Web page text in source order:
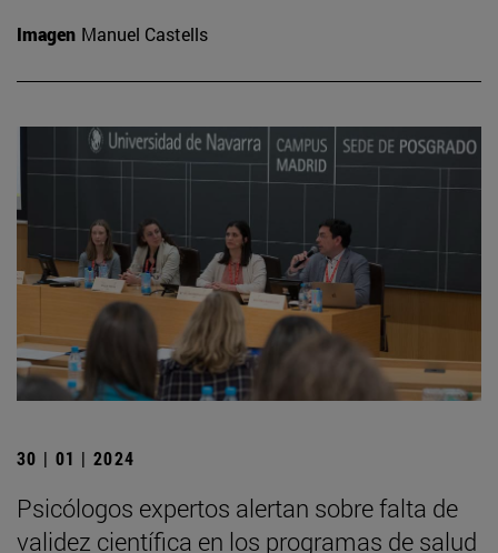
Imagen Manuel Castells
30 | 01 | 2024
Psicólogos expertos alertan sobre falta de
validez científica en los programas de salud